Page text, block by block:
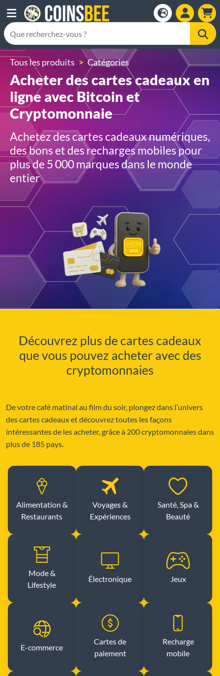
Tous les produits Catégories
Acheter des cartes cadeaux en
ligne avec Bitcoin et
Cryptomonnaie
Achetez des cartes cadeaux numériques,
des bons et des recharges mobiles pour
plus de 5 000 marques dans le monde
entier
Découvrez plus de cartes cadeaux
que vous pouvez acheter avec des
cryptomonnaies
De votre café matinal au film du soir, plongez dans l’univers
des cartes cadeaux et découvrez toutes les façons
intéressantes de les acheter, grâce à 200 cryptomonnaies dans
plus de 185 pays.
Alimentation &
Restaurants
Voyages &
Expériences
Santé, Spa &
Beauté
Mode &
Lifestyle
Électronique Jeux
E-commerce
Cartes de
paiement
Recharge
mobile